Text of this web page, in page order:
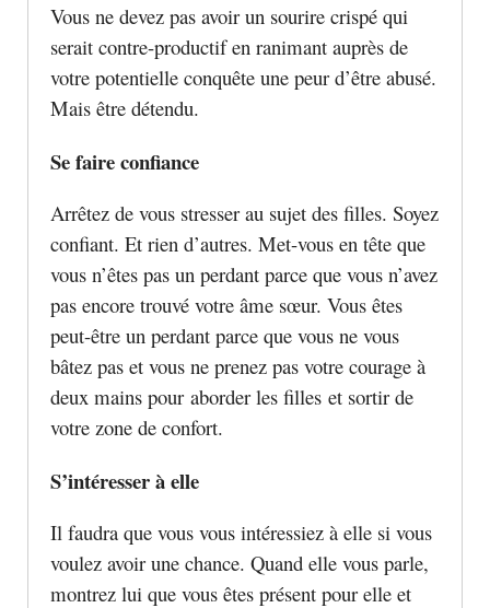
Vous ne devez pas avoir un sourire crispé qui
serait contre-productif en ranimant auprès de
votre potentielle conquête une peur d’être abusé.
Mais être détendu.
Se faire confiance
Arrêtez de vous stresser au sujet des filles. Soyez
confiant. Et rien d’autres. Met-vous en tête que
vous n’êtes pas un perdant parce que vous n’avez
pas encore trouvé votre âme sœur. Vous êtes
peut-être un perdant parce que vous ne vous
bâtez pas et vous ne prenez pas votre courage à
deux mains pour aborder les filles et sortir de
votre zone de confort.
S’intéresser à elle
Il faudra que vous vous intéressiez à elle si vous
voulez avoir une chance. Quand elle vous parle,
montrez lui que vous êtes présent pour elle et